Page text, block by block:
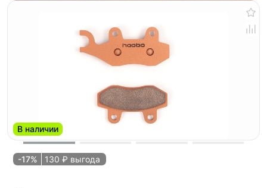
В наличии
-17% 130 ₽ выгода